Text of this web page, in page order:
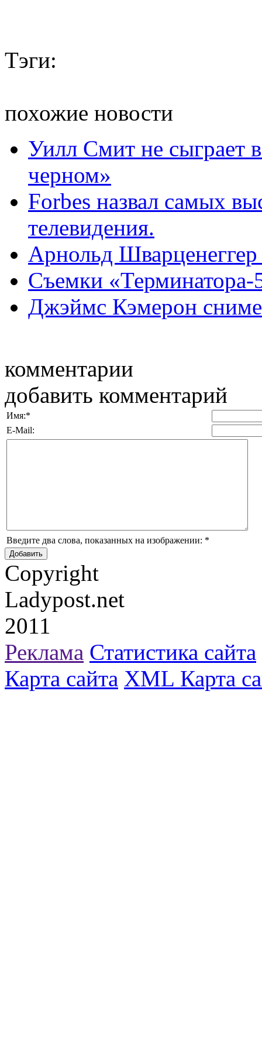
Тэги:
похожие новости
Уилл Смит не сыграет
черном»
Forbes назвал самых
телевидения.
Арнольд Шварценеггер
Съемки «Терминатора-
Джэймс Кэмерон
комментарии
добавить комментарий
Имя:*
E-Mail:
Введите два слова, показанных на изображении: *
Copyright
Ladypost.net
2011
Реклама Статистика сайта
Карта сайта XML Карта